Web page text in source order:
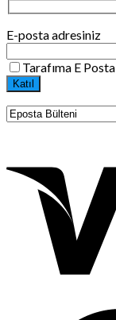
E-posta adresiniz
Tarafıma E